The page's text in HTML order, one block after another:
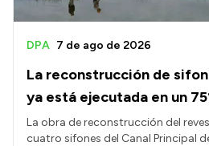
Invertí en Río Negro
Transparencia
Presupuesto
Boletín Oficial
La reconstrucción de
ya está ejecutada en un
DPA 7 de ago de 2026
La obra de reconstrucción del
cuatro sifones del Canal Principal